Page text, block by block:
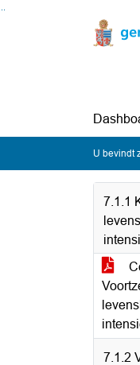
Ga naar de inhoud van
Ga naar het zoeken
Ga naar het menu
U bevindt
7.1.1
7.1.2